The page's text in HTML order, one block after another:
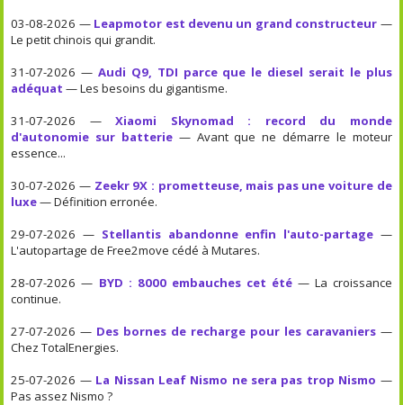
03-08-2026 — Leapmotor est devenu un grand constructeur —
Le petit chinois qui grandit.
31-07-2026 —Audi Q9, TDI parce que le diesel serait le plus
adéquat — Les besoins du gigantisme.
31-07-2026 —Xiaomi Skynomad : record du monde
d'autonomie sur batterie — Avant que ne démarre le moteur
essence...
30-07-2026 — Zeekr 9X : prometteuse, mais pas une voiture de
luxe— Définition erronée.
29-07-2026 — Stellantis abandonne enfin l'auto-partage—
L'autopartage de Free2move cédé à Mutares.
28-07-2026 — BYD : 8000 embauches cet été— La croissance
continue.
27-07-2026 — Des bornes de recharge pour les caravaniers—
Chez TotalEnergies.
25-07-2026 — La Nissan Leaf Nismo ne sera pas trop Nismo —
Pas assez Nismo ?